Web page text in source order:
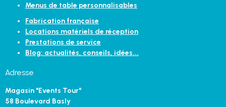
Menus de table personnalisables
Fabrication française
Locations matériels de réception
Prestations de service
Blog: actualités, conseils, idées...
Adresse
Magasin "Events Tour"
58 Boulevard Basly